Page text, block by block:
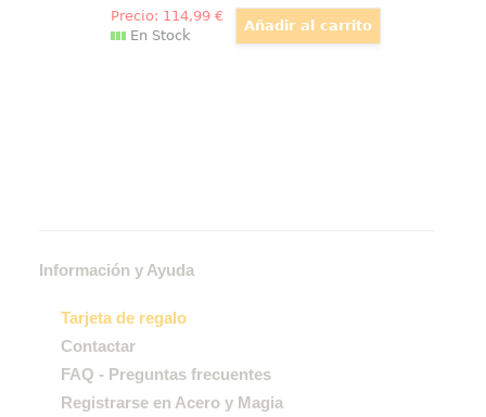
Precio: 114,99€
En Stock
Información y Ayuda
Tarjeta de regalo
Contactar
FAQ - Preguntas frecuentes
Registrarse en Acero y Magia